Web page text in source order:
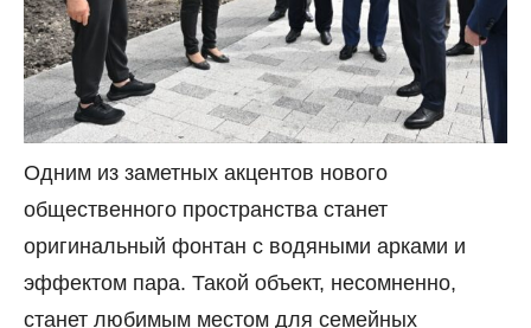
Одним из заметных акцентов нового
общественного пространства станет
оригинальный фонтан с водяными арками и
эффектом пара. Такой объект, несомненно,
станет любимым местом для семейных